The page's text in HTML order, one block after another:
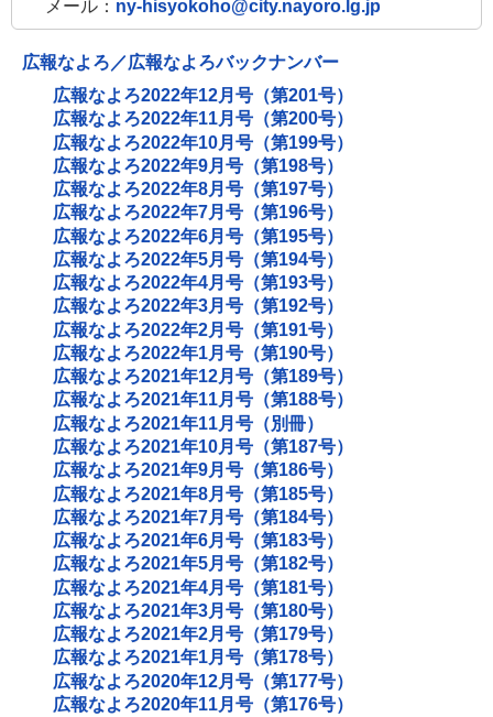
メール： ny-hisyokoho@city.nayoro.lg.jp
広報なよろ／広報なよろバックナンバー
広報なよろ2022年12月号（第201号）
広報なよろ2022年11月号（第200号）
広報なよろ2022年10月号（第199号）
広報なよろ2022年9月号（第198号）
広報なよろ2022年8月号（第197号）
広報なよろ2022年7月号（第196号）
広報なよろ2022年6月号（第195号）
広報なよろ2022年5月号（第194号）
広報なよろ2022年4月号（第193号）
広報なよろ2022年3月号（第192号）
広報なよろ2022年2月号（第191号）
広報なよろ2022年1月号（第190号）
広報なよろ2021年12月号（第189号）
広報なよろ2021年11月号（第188号）
広報なよろ2021年11月号（別冊）
広報なよろ2021年10月号（第187号）
広報なよろ2021年9月号（第186号）
広報なよろ2021年8月号（第185号）
広報なよろ2021年7月号（第184号）
広報なよろ2021年6月号（第183号）
広報なよろ2021年5月号（第182号）
広報なよろ2021年4月号（第181号）
広報なよろ2021年3月号（第180号）
広報なよろ2021年2月号（第179号）
広報なよろ2021年1月号（第178号）
広報なよろ2020年12月号（第177号）
広報なよろ2020年11月号（第176号）